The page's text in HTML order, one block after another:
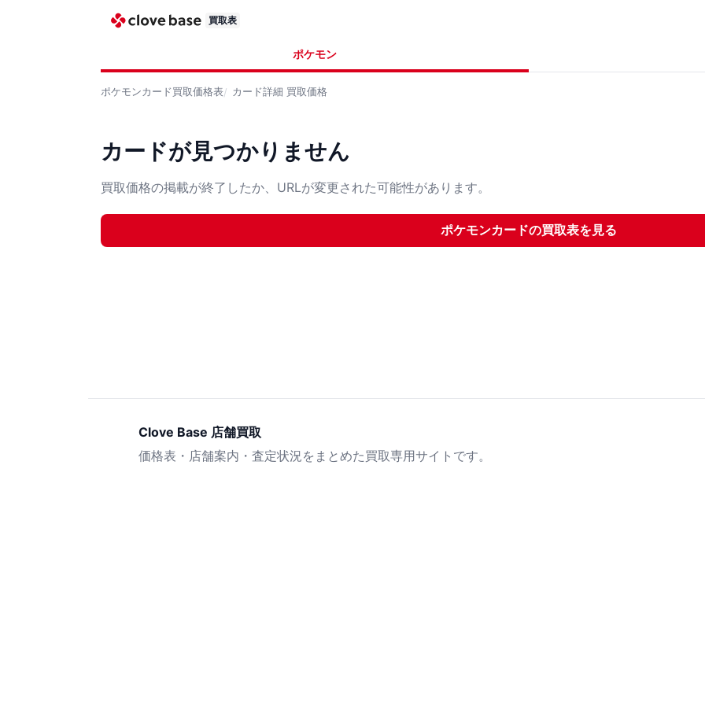
買取表
ポケモン
ポケモンカード買取価格表 カード詳細 買取価格
カードが見つかりません
買取価格の掲載が終了したか、URLが変更された可能性があります。
ポケモンカードの買取表を見る
Clove Base 店舗買取
価格表・店舗案内・査定状況をまとめた買取専用サイトです。